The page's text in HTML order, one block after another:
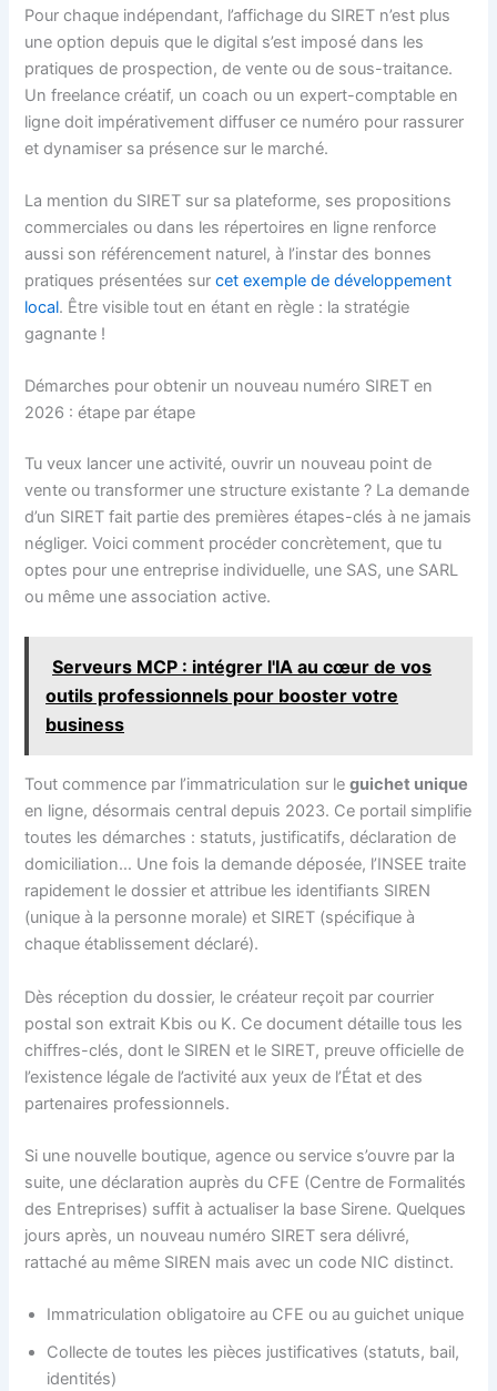
Pour chaque indépendant, l’affichage du SIRET n’est plus
une option depuis que le digital s’est imposé dans les
pratiques de prospection, de vente ou de sous-traitance.
Un freelance créatif, un coach ou un expert-comptable en
ligne doit impérativement diffuser ce numéro pour rassurer
et dynamiser sa présence sur le marché.
La mention du SIRET sur sa plateforme, ses propositions
commerciales ou dans les répertoires en ligne renforce
aussi son référencement naturel, à l’instar des bonnes
pratiques présentées surcet exemple de développement
local. Être visible tout en étant en règle : la stratégie
gagnante !
Démarches pour obtenir un nouveau numéro SIRET en
2026 : étape par étape
Tu veux lancer une activité, ouvrir un nouveau point de
vente ou transformer une structure existante ? La demande
d’un SIRET fait partie des premières étapes-clés à ne jamais
négliger. Voici comment procéder concrètement, que tu
optes pour une entreprise individuelle, une SAS, une SARL
ou même une association active.
Serveurs MCP : intégrer l'IA au cœur de vos
outils professionnels pour booster votre
business
Tout commence par l’immatriculation sur leguichet unique
en ligne, désormais central depuis 2023. Ce portail simplifie
toutes les démarches : statuts, justificatifs, déclaration de
domiciliation… Une fois la demande déposée, l’INSEE traite
rapidement le dossier et attribue les identifiants SIREN
(unique à la personne morale) et SIRET (spécifique à
chaque établissement déclaré).
Dès réception du dossier, le créateur reçoit par courrier
postal son extrait Kbis ou K. Ce document détaille tous les
chiffres-clés, dont le SIREN et le SIRET, preuve officielle de
l’existence légale de l’activité aux yeux de l’État et des
partenaires professionnels.
Si une nouvelle boutique, agence ou service s’ouvre par la
suite, une déclaration auprès du CFE (Centre de Formalités
des Entreprises) suffit à actualiser la base Sirene. Quelques
jours après, un nouveau numéro SIRET sera délivré,
rattaché au même SIREN mais avec un code NIC distinct.
Immatriculation obligatoire au CFE ou au guichet unique
Collecte de toutes les pièces justificatives (statuts, bail,
identités)